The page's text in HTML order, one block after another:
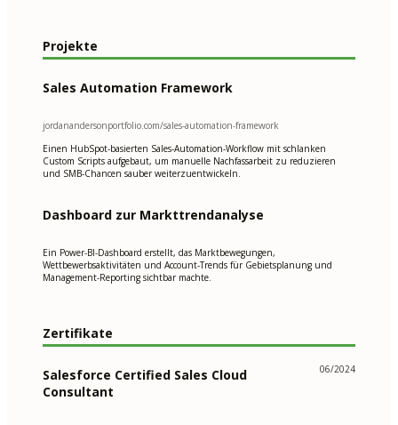
Projekte
Sales Automation Framework
jordanandersonportfolio.com/sales-automation-framework
Einen HubSpot-basierten Sales-Automation-Workflow mit schlanken
Custom Scripts aufgebaut, um manuelle Nachfassarbeit zu reduzieren
und SMB-Chancen sauber weiterzuentwickeln.
Dashboard zur Markttrendanalyse
Ein Power-BI-Dashboard erstellt, das Marktbewegungen,
Wettbewerbsaktivitäten und Account-Trends für Gebietsplanung und
Management-Reporting sichtbar machte.
Zertifikate
Salesforce Certified Sales Cloud
Consultant
06/2024